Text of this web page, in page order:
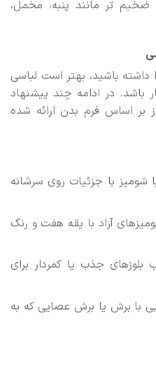
تر مانند پنبه، مخمل،
باشید، بهتر است لباسی
باشد. در ادامه چند پیشنهاد
بر اساس فرم بدن ارائه شده
شومیز با جزئیات روی سرشانه
آزاد با یقه هفت و رنگ
جذب یا کمردار برای
با برش یا برش عصایی که به